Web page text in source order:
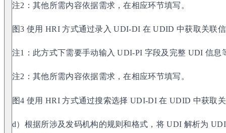
注2：其他所需内容依据需求，在相应环节填写。
图3 使用 HRI 方式通过录入 UDI-DI 在 UDID 中获取关联
注1：此方式下需要手动输入 UDI-PI 字段及完整 UDI 信息
注2：其他所需内容依据需求，在相应环节填写。
图4 使用 HRI 方式通过搜索选择 UDI-DI 在 UDID 中获取
d）根据所涉及发码机构的规则和格式，将 UDI 解析为